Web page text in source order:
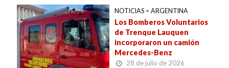
NOTICIAS • ARGENTINA
Los Bomberos Voluntarios
de Trenque Lauquen
incorporaron un camión
Mercedes-Benz
28 de julio de 2026